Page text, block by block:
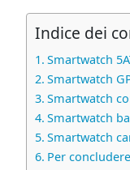
Indice dei
Smartwatch
Smartwatch
Smartwatch
Smartwatch
Smartwatch
Per concludere